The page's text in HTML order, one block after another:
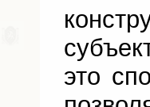
это